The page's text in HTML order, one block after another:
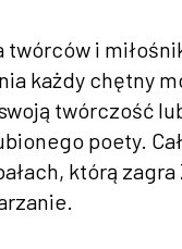
twórców i
każdy chętny
twórczość
poety.
którą zagra